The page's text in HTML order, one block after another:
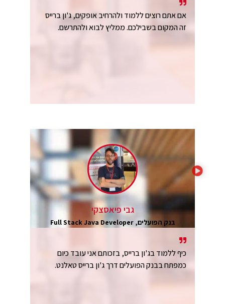
אם אתם רוצים ללמוד ולהרחיב אופקים, ג'ון ברייס
זה המקום בשבילכם. ממליץ לבוא ולהתרשם.
גבי פיאסצקי
בנק הפועלים, Full Stack Java Developer
כיף ללמוד בג'ון ברייס, בזכותם אני עובד כיום
כמפתח בבנק הפועלים דרך ג'ון ברייס טאלנט.